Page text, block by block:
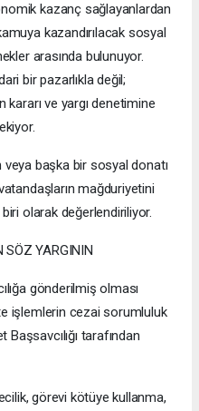
kazanç sağlayanlardan
kazandırılacak sosyal
arasında bulunuyor.
bir pazarlıkla değil;
kararı ve yargı denetimine
veya başka bir sosyal donatı
mağduriyetini
olarak değerlendiriliyor.
SÖZ YARGININ
gönderilmiş olması
işlemlerin cezai sorumluluk
tarafından
görevi kötüye kullanma,